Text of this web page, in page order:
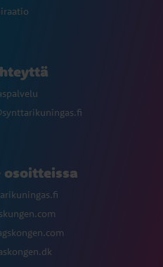
osoitteissa